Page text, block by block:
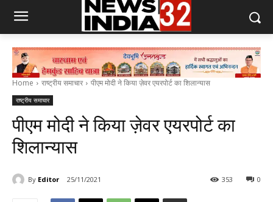
Home राष्ट्रीय समाचार पीएम मोदी ने किया ज़ेवर एयरपोर्ट का शिलान्यास
राष्ट्रीय समाचार
पीएम मोदी ने किया ज़ेवर एयरपोर्ट का
शिलान्यास
By Editor 25/11/2021 0
353